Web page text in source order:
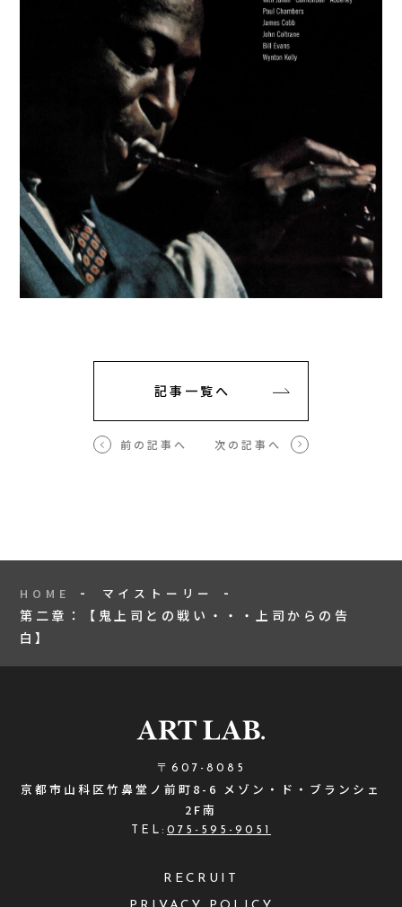
記事一覧へ
前の記事へ 次の記事へ
HOME マイストーリー
第二章：【鬼上司との戦い・・・上司からの告
白】
〒607-8085
京都市山科区竹鼻堂ノ前町8-6 メゾン・ド・ブランシェ
2F南
TEL: 075-595-9051
RECRUIT